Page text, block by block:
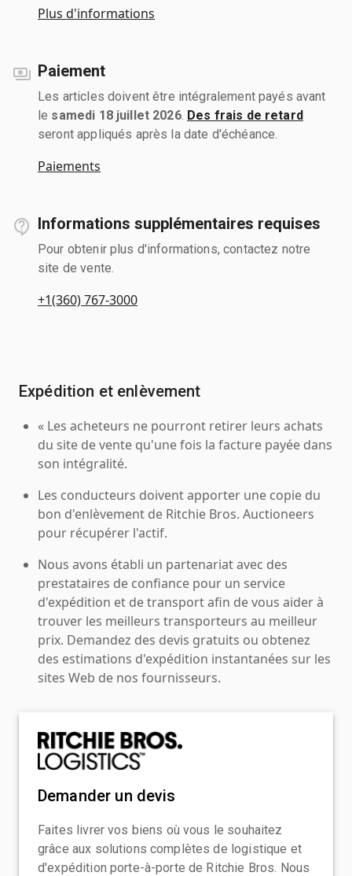
Plus d'informations
Paiement
Les articles doivent être intégralement payés avant
le samedi 18 juillet 2026. Des frais de retard
seront appliqués après la date d'échéance.
Paiements
Informations supplémentaires requises
Pour obtenir plus d'informations, contactez notre
site de vente.
+1(360) 767-3000
Expédition et enlèvement
« Les acheteurs ne pourront retirer leurs achats
du site de vente qu'une fois la facture payée dans
son intégralité.
Les conducteurs doivent apporter une copie du
bon d'enlèvement de Ritchie Bros. Auctioneers
pour récupérer l'actif.
Nous avons établi un partenariat avec des
prestataires de confiance pour un service
d'expédition et de transport afin de vous aider à
trouver les meilleurs transporteurs au meilleur
prix. Demandez des devis gratuits ou obtenez
des estimations d'expédition instantanées sur les
sites Web de nos fournisseurs.
Demander un devis
Faites livrer vos biens où vous le souhaitez
grâce aux solutions complètes de logistique et
d'expédition porte-à-porte de Ritchie Bros. Nous